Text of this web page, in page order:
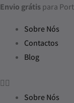
Skip
content
Envio grátispara
Sobre Nós
Contactos
Blog
Sobre Nós